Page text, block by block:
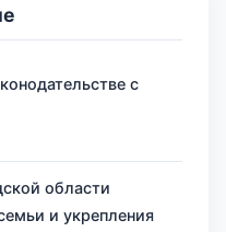
с
области
и укрепления